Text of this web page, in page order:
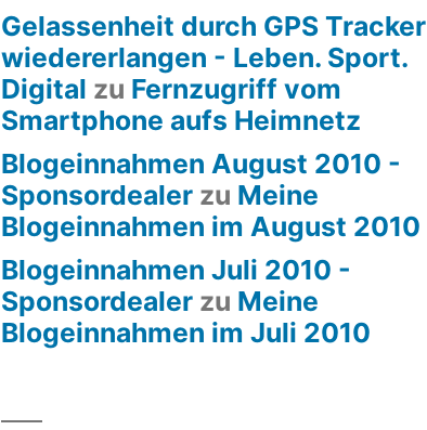
Gelassenheit durch GPS Tracker
wiedererlangen - Leben. Sport.
Digital zu Fernzugriff vom
Smartphone aufs Heimnetz
Blogeinnahmen August 2010 -
Sponsordealer zu Meine
Blogeinnahmen im August 2010
Blogeinnahmen Juli 2010 -
Sponsordealer zu Meine
Blogeinnahmen im Juli 2010